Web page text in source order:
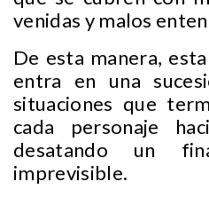
venidas y malos
De esta manera,
entra en una
situaciones que
cada personaje
desatando un
imprevisible.